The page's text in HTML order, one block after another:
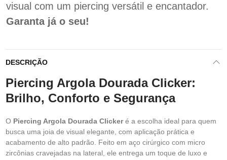
visual com um piercing versátil e encantador.
Garanta já o seu!
DESCRIÇÃO
Piercing Argola Dourada Clicker:
Brilho, Conforto e Segurança
O Piercing Argola Dourada Clickeré a escolha ideal para quem
busca uma joia de visual elegante, com aplicação prática e
acabamento de alto padrão. Feito em aço cirúrgico com micro
zircônias cravejadas na lateral, ele entrega um toque de luxo e